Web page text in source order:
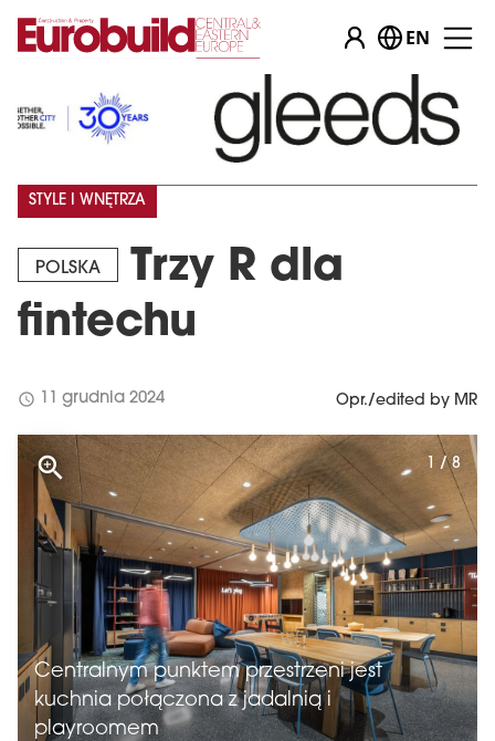
EN
POLSKA
Trzy R dla
fintechu
STYLE I WNĘTRZA
schedule 11 grudnia 2024 Opr./edited by MR
Centralnym punktem przestrzeni jest
kuchnia połączona z jadalnią i
playroomem
1 / 8